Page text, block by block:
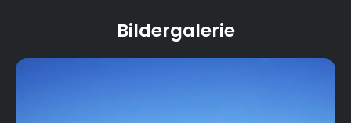
Bildergalerie